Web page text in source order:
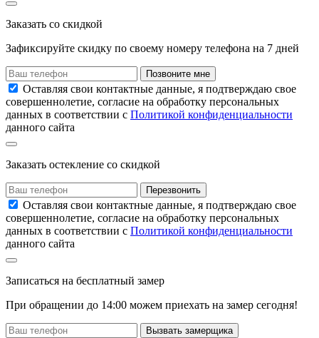
Заказать со скидкой
Зафиксируйте скидку по своему номеру телефона на 7 дней
Позвоните мне
Оставляя свои контактные данные, я подтверждаю свое
совершеннолетие, согласие на обработку персональных
данных в соответствии с Политикой конфиденциальности
данного сайта
Заказать остекление со скидкой
Перезвонить
Оставляя свои контактные данные, я подтверждаю свое
совершеннолетие, согласие на обработку персональных
данных в соответствии с Политикой конфиденциальности
данного сайта
Записаться на бесплатный замер
При обращении до 14:00 можем приехать на замер сегодня!
Вызвать замерщика